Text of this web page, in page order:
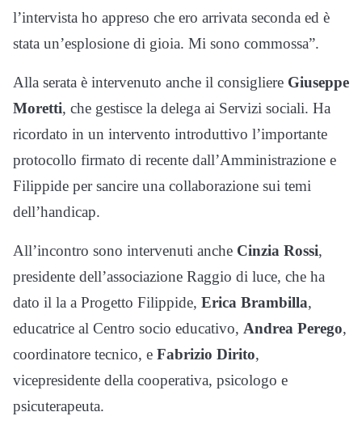
l’intervista ho appreso che ero arrivata seconda ed è
stata un’esplosione di gioia. Mi sono commossa”.
Alla serata è intervenuto anche il consigliere Giuseppe
Moretti, che gestisce la delega ai Servizi sociali. Ha
ricordato in un intervento introduttivo l’importante
protocollo firmato di recente dall’Amministrazione e
Filippide per sancire una collaborazione sui temi
dell’handicap.
All’incontro sono intervenuti anche Cinzia Rossi,
presidente dell’associazione Raggio di luce, che ha
dato il la a Progetto Filippide, Erica Brambilla,
educatrice al Centro socio educativo, Andrea Perego,
coordinatore tecnico, e Fabrizio Dirito,
vicepresidente della cooperativa, psicologo e
psicuterapeuta.